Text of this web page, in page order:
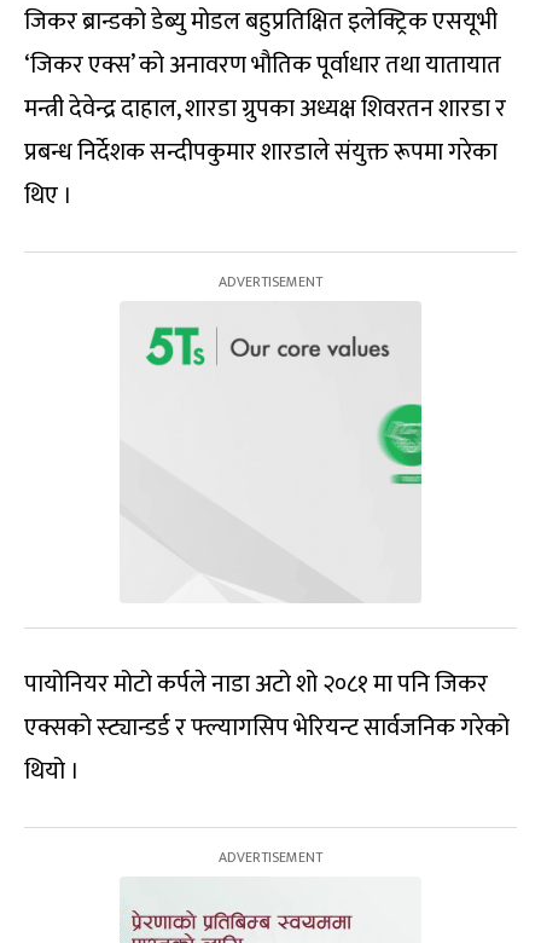
जिकर ब्रान्डको डेब्यु मोडल बहुप्रतिक्षित इलेक्ट्रिक एसयूभी
‘जिकर एक्स’ को अनावरण भौतिक पूर्वाधार तथा यातायात
मन्त्री देवेन्द्र दाहाल, शारडा ग्रुपका अध्यक्ष शिवरतन शारडा र
प्रबन्ध निर्देशक सन्दीपकुमार शारडाले संयुक्त रूपमा गरेका
थिए ।
पायोनियर मोटो कर्पले नाडा अटो शो २०८१ मा पनि जिकर
एक्सको स्ट्यान्डर्ड र फ्ल्यागसिप भेरियन्ट सार्वजनिक गरेको
थियो ।